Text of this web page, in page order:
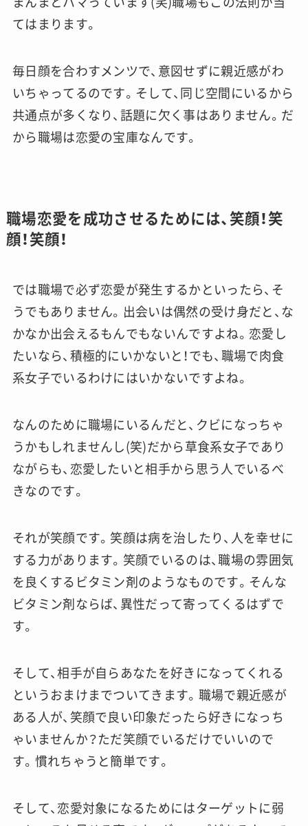
てはまります。
毎日顔を合わすメンツで、意図せずに親近感がわ
いちゃってるのです。そして、同じ空間にいるから
共通点が多くなり、話題に欠く事はありません。だ
から職場は恋愛の宝庫なんです。
職場恋愛を成功させるためには、笑顔！笑
顔！笑顔！
では職場で必ず恋愛が発生するかといったら、そ
うでもありません。出会いは偶然の受け身だと、な
かなか出会えるもんでもないんですよね。恋愛し
たいなら、積極的にいかないと！でも、職場で肉食
系女子でいるわけにはいかないですよね。
なんのために職場にいるんだと、クビになっちゃ
うかもしれませんし(笑)だから草食系女子であり
ながらも、恋愛したいと相手から思う人でいるべ
きなのです。
それが笑顔です。笑顔は病を治したり、人を幸せに
する力があります。笑顔でいるのは、職場の雰囲気
を良くするビタミン剤のようなものです。そんな
ビタミン剤ならば、異性だって寄ってくるはずで
す。
そして、相手が自らあなたを好きになってくれる
というおまけまでついてきます。職場で親近感が
ある人が、笑顔で良い印象だったら好きになっち
ゃいませんか？ただ笑顔でいるだけでいいので
す。慣れちゃうと簡単です。
そして、恋愛対象になるためにはターゲットに弱